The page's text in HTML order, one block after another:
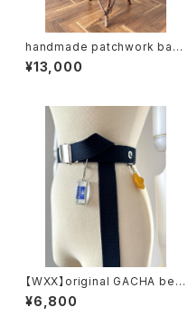
handmade patchwork bas
ket (folk art)
¥13,000
【WXX】original GACHA belt
(navy)
¥6,800